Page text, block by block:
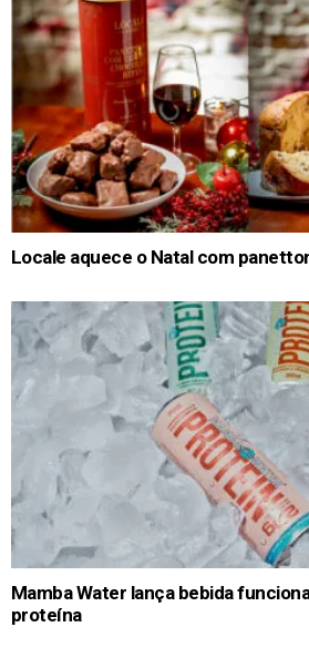
Locale aquece o Natal com
Mamba Water lança bebida
proteína